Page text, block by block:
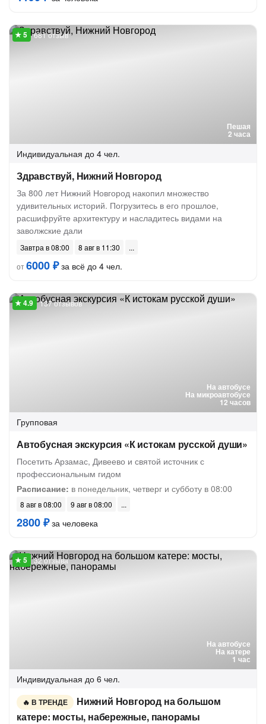
Пешая
2 часа
681 отзыв
Индивидуальная до 4 чел.
Здравствуй, Нижний Новгород
За 800 лет Нижний Новгород накопил множество
удивительных историй. Погрузитесь в его прошлое,
расшифруйте архитектуру и насладитесь видами на
заволжские дали
Завтра в 08:00
8 авг в 11:30
от6000 ₽за всё до 4 чел.
На автобусе
На микроавтобусе
12 часов
137 отзывов
Групповая
Автобусная экскурсия «К истокам русской души»
Посетить Арзамас, Дивеево и святой источник с
профессиональным гидом
Расписание: в понедельник, четверг и субботу в 08:00
8 авг в 08:00 9 авг в 08:00
2800 ₽за человека
На автобусе
На катере
1 час
32 отзыва
Индивидуальная до 6 чел.
В ТРЕНДЕ
Нижний Новгород на большом
катере: мосты, набережные, панорамы